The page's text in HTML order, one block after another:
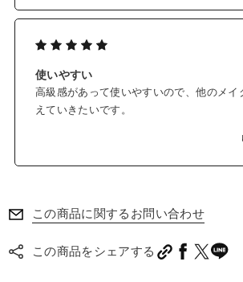
使いやすい
高級感があって使いやすいので、他のメイ
えていきたいです。
この商品に関するお問い合わせ
この商品をシェアする